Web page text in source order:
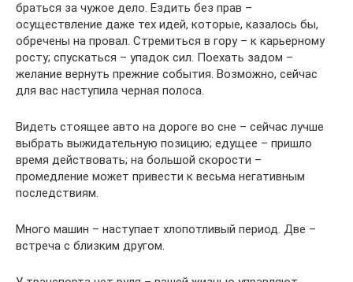
браться за чужое дело. Ездить без прав –
осуществление даже тех идей, которые, казалось бы,
обречены на провал. Стремиться в гору – к карьерному
росту; спускаться – упадок сил. Поехать задом –
желание вернуть прежние события. Возможно, сейчас
для вас наступила черная полоса.
Видеть стоящее авто на дороге во сне – сейчас лучше
выбрать выжидательную позицию; едущее – пришло
время действовать; на большой скорости –
промедление может привести к весьма негативным
последствиям.
Много машин – наступает хлопотливый период. Две –
встреча с близким другом.